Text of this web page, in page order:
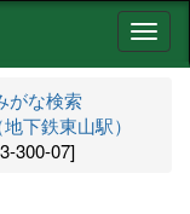
ナ
ビ
がな検索
下鉄東山駅）
300-07]